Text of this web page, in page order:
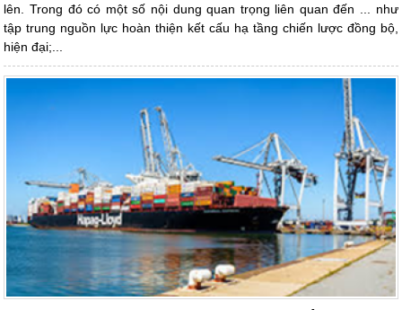
lên. Trong đó có một số nội dung quan trọng liên quan đến ... như
tập trung nguồn lực hoàn thiện kết cấu hạ tầng chiến lược đồng bộ,
hiện đại;...